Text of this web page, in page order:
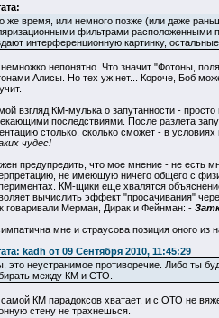
же время, или немного позже (или даже
фильтрами расположенными
интерференционную картинку, остальные
немножко непонятно. Что значит "Фотоны,
Алисы. Но тех уж нет... Короче, Боб
взгляд КМ-мулька о запутанности -
последствиями. После разлета
столько, сколько сможет - в
чудес!
предупредить, что мое мнение - не есть
не имеющую ничего общего с
КМ-щики еще хвалятся
вычислить эффект "просачивания"
говаривали Мерман, Дирак и Фейнман: -
мне и страусова позиция оного из
kadh от 09 Сентября 2010, 11:45:29
это неустранимое противоречие. Либо ты
между КМ и СТО.
КМ парадоксов хватает, и с ОТО не
стену не трахнешься.